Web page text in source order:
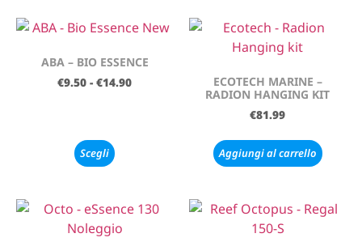
ABA – BIO ESSENCE
€9.50 - €14.90
Scegli
ECOTECH MARINE –
RADION HANGING KIT
€81.99
Aggiungi al carrello